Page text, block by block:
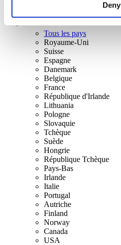
Deny
Tous les pays
Royaume-Uni
Suisse
Espagne
Danemark
Belgique
France
République d'Irlande
Lithuania
Pologne
Slovaquie
Tchèque
Suède
Hongrie
République Tchèque
Pays-Bas
Irlande
Italie
Portugal
Autriche
Finland
Norway
Canada
USA